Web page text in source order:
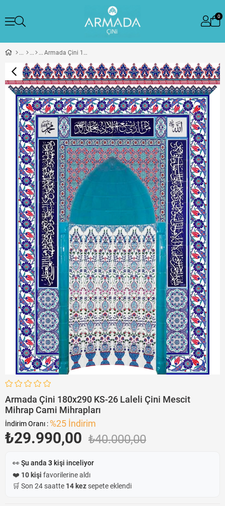
0
Armada Çini 180x290 KS-26 Laleli Çini Mescit Mihrap Cami Mihrapları
Armada Çini 180x290 KS-26 Laleli Çini Mescit
Mihrap Cami Mihrapları
İndirim Oranı : %25 İndirim
₺40.000,00
₺29.990,00
👀 Şu anda 3 kişi inceliyor
❤️ 10 kişi favorilerine aldı
🛒 Son 24 saatte 14 kezsepete eklendi